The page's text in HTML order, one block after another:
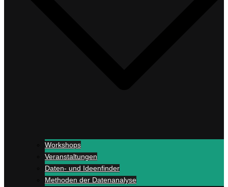
Workshops
Veranstaltungen
Daten- und Ideenfinder
Methoden der Datenanalyse